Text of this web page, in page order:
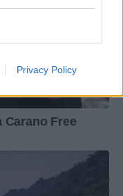
Privacy Policy